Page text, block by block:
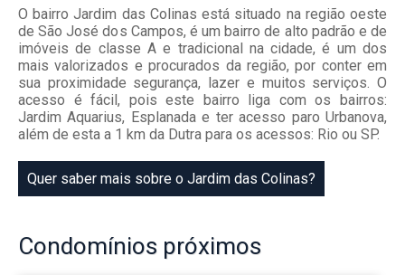
O bairro Jardim das Colinas está situado na região oeste
de São José dos Campos, é um bairro de alto padrão e de
imóveis de classe A e tradicional na cidade, é um dos
mais valorizados e procurados da região, por conter em
sua proximidade segurança, lazer e muitos serviços. O
acesso é fácil, pois este bairro liga com os bairros:
Jardim Aquarius, Esplanada e ter acesso paro Urbanova,
além de esta a 1 km da Dutra para os acessos: Rio ou SP.
Quer saber mais sobre o Jardim das Colinas?
Condomínios próximos